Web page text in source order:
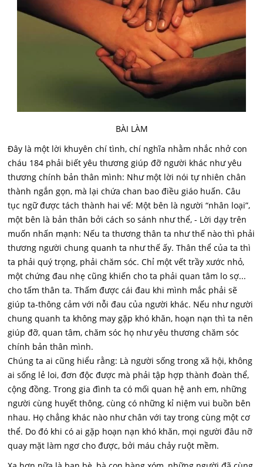
BÀI LÀM
Đây là một lời khuyên chí tình, chí nghĩa nhằm nhắc nhở con
cháu 184 phải biết yêu thương giúp đỡ người khác như yêu
thương chính bản thân mình: Như một lời nói tự nhiên chân
thành ngắn gọn, mà lại chứa chan bao điều giáo huấn. Câu
tục ngữ được tách thành hai vế: Một bên là người “nhân loại”,
một bên là bản thân bởi cách so sánh như thể, - Lời dạy trên
muốn nhấn mạnh: Nếu ta thương thân ta như thế nào thì phải
thương người chung quanh ta như thế ấy. Thân thể của ta thì
ta phải quý trọng, phải chăm sóc. Chỉ một vết trầy xước nhỏ,
một chứng đau nhẹ cũng khiến cho ta phải quan tâm lo sợ...
cho tấm thân ta. Thấm được cái đau khi mình mắc phải sẽ
giúp ta-thông cảm với nỗi đau của người khác. Nếu như người
chung quanh ta không may gặp khó khăn, hoạn nạn thì ta nên
giúp đỡ, quan tâm, chăm sóc họ như yêu thương chăm sóc
chính bản thân mình.
Chúng ta ai cũng hiểu rằng: Là người sống trong xã hội, không
ai sống lẻ loi, đơn độc được mà phải tập hợp thành đoàn thể,
cộng đồng. Trong gia đình ta có mối quan hệ anh em, những
người cùng huyết thông, cùng có những kỉ niệm vui buồn bên
nhau. Họ chẳng khác nào như chân với tay trong cùng một cơ
thể. Do đó khi có ai gặp hoạn nạn khó khăn, mọi người đâu nỡ
quay mặt làm ngơ cho được, bởi máu chảy ruột mềm.